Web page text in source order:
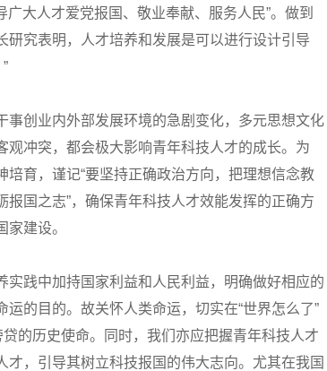
大人才爱党报国、敬业奉献、服务人民”。做到
究表明，人才培养和发展是可以进行设计引导
创业内外部发展环境的急剧变化，多元思想文化
冲突，都会极大影响青年科技人才的成长。为
育，谨记“要坚持正确政治方向，把理想信念教
国之志”，确保青年科技人才效能发挥的正确方
建设。
践中加持国家利益和人民利益，明确做好相应的
的目的。故关怀人类命运，切实在“世界怎么了”
的历史使命。同时，我们亦应把握青年科技人才
，引导其树立科技报国的伟大志向。尤其在我国